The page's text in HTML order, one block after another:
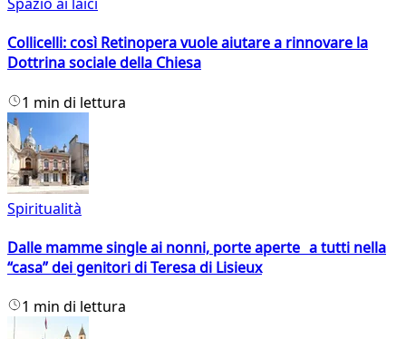
Collicelli: così Retinopera vuole aiutare a rinnovare la
Dottrina sociale della Chiesa
1 min di lettura
Spiritualità
Dalle mamme single ai nonni, porte aperte a tutti nella
“casa” dei genitori di Teresa di Lisieux
1 min di lettura